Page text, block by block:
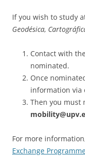
If you wish to study
Geodésica,
Contact with
nominated.
Once
information via
Then you must
For more
Exchange